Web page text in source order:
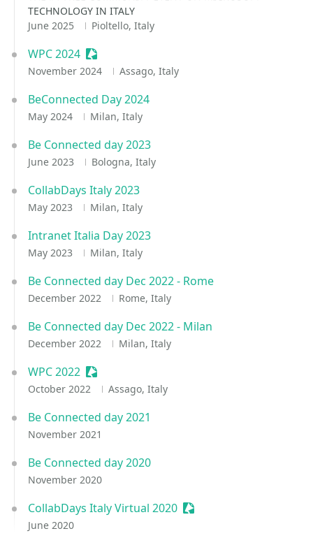
TECHNOLOGY IN ITALY
June 2025
Pioltello, Italy
WPC 2024 Sessionize Event
November 2024 Assago, Italy
BeConnected Day 2024
May 2024 Milan, Italy
Be Connected day 2023
June 2023 Bologna, Italy
CollabDays Italy 2023
May 2023 Milan, Italy
Intranet Italia Day 2023
May 2023 Milan, Italy
Be Connected day Dec 2022 - Rome
December 2022 Rome, Italy
Be Connected day Dec 2022 - Milan
December 2022 Milan, Italy
WPC 2022 Sessionize Event
October 2022 Assago, Italy
Be Connected day 2021
November 2021
Be Connected day 2020
November 2020
CollabDays Italy Virtual 2020 Sessionize Event
June 2020